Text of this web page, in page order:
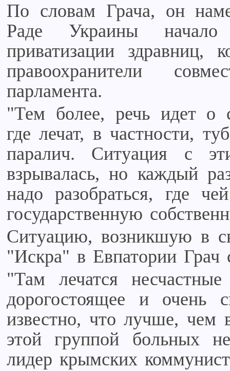
По словам Грача, он
Раде Украины начало
приватизации здравниц,
правоохранители
парламента.
"Тем более, речь идет о
где лечат, в частности,
паралич. Ситуация с
взрывалась, но каждый
надо разобраться, где
государственную
Ситуацию, возникшую в
"Искра" в Евпатории
"Там лечатся
дорогостоящее и очень
известно, что лучше, чем
этой группой больных
лидер крымских